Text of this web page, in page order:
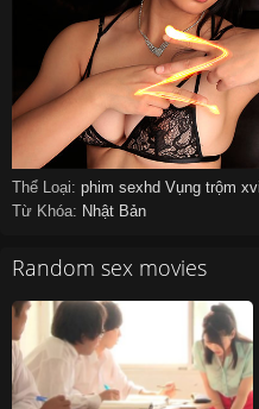
Thể Loại: phim sexhd Vụng trộm
Từ Khóa: Nhật Bản
Random sex movies